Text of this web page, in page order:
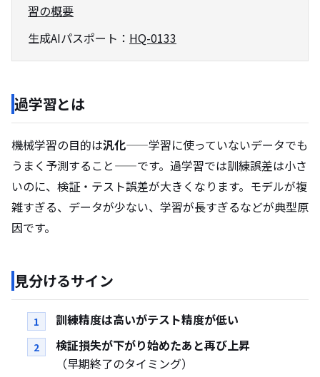
習の概要
生成AIパスポート： HQ-0133
過学習とは
機械学習の目的は汎化——学習に使っていないデータでも
うまく予測すること——です。過学習では訓練誤差は小さ
いのに、検証・テスト誤差が大きくなります。モデルが複
雑すぎる、データが少ない、学習が長すぎるなどが典型原
因です。
見分けるサイン
訓練精度は高いがテスト精度が低い
検証損失が下がり始めたあと再び上昇
（早期終了のタイミング）